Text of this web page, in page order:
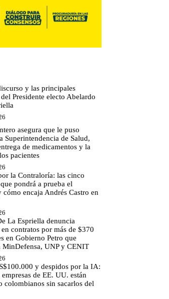
y las principales
Presidente electo Abelardo
asegura que le puso
Superintendencia de Salud,
de medicamentos y la
pacientes
la Contraloría: las cinco
pondrá a prueba el
cómo encaja Andrés Castro en
La Espriella denuncia
contratos por más de $370
en Gobierno Petro que
MinDefensa, UNP y CENIT
y despidos por la IA:
de EE. UU. están
colombianos sin sacarlos del